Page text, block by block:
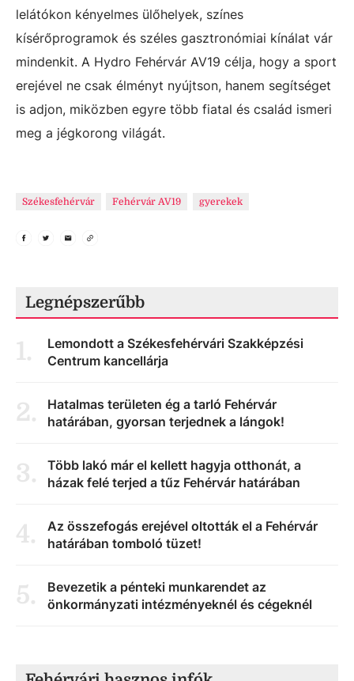
lelátókon kényelmes ülőhelyek, színes
kísérőprogramok és széles gasztronómiai kínálat vár
mindenkit. A Hydro Fehérvár AV19 célja, hogy a sport
erejével ne csak élményt nyújtson, hanem segítséget
is adjon, miközben egyre több fiatal és család ismeri
meg a jégkorong világát.
Székesfehérvár Fehérvár AV19 gyerekek
Legnépszerűbb
1.
Lemondott a Székesfehérvári Szakképzési
Centrum kancellárja
2.
Hatalmas területen ég a tarló Fehérvár
határában, gyorsan terjednek a lángok!
3.
Több lakó már el kellett hagyja otthonát, a
házak felé terjed a tűz Fehérvár határában
4.
Az összefogás erejével oltották el a Fehérvár
határában tomboló tüzet!
5.
Bevezetik a pénteki munkarendet az
önkormányzati intézményeknél és cégeknél